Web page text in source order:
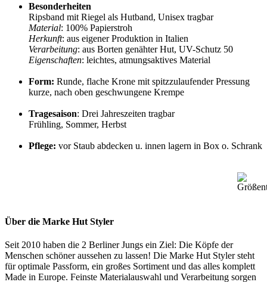
Besonderheiten
Ripsband mit Riegel als Hutband, Unisex tragbar
Material: 100% Papierstroh
Herkunft: aus eigener Produktion in Italien
Verarbeitung: aus Borten genähter Hut, UV-Schutz 50
Eigenschaften: leichtes, atmungsaktives Material
Form: Runde, flache Krone mit spitzzulaufender Pressung
kurze, nach oben geschwungene Krempe
Tragesaison: Drei Jahreszeiten tragbar
Frühling, Sommer, Herbst
Pflege: vor Staub abdecken u. innen lagern in Box o. Schrank
Über die Marke Hut Styler
Seit 2010 haben die 2 Berliner Jungs ein Ziel: Die Köpfe der
Menschen schöner aussehen zu lassen! Die Marke Hut Styler steht
für optimale Passform, ein großes Sortiment und das alles komplett
Made in Europe. Feinste Materialauswahl und Verarbeitung sorgen